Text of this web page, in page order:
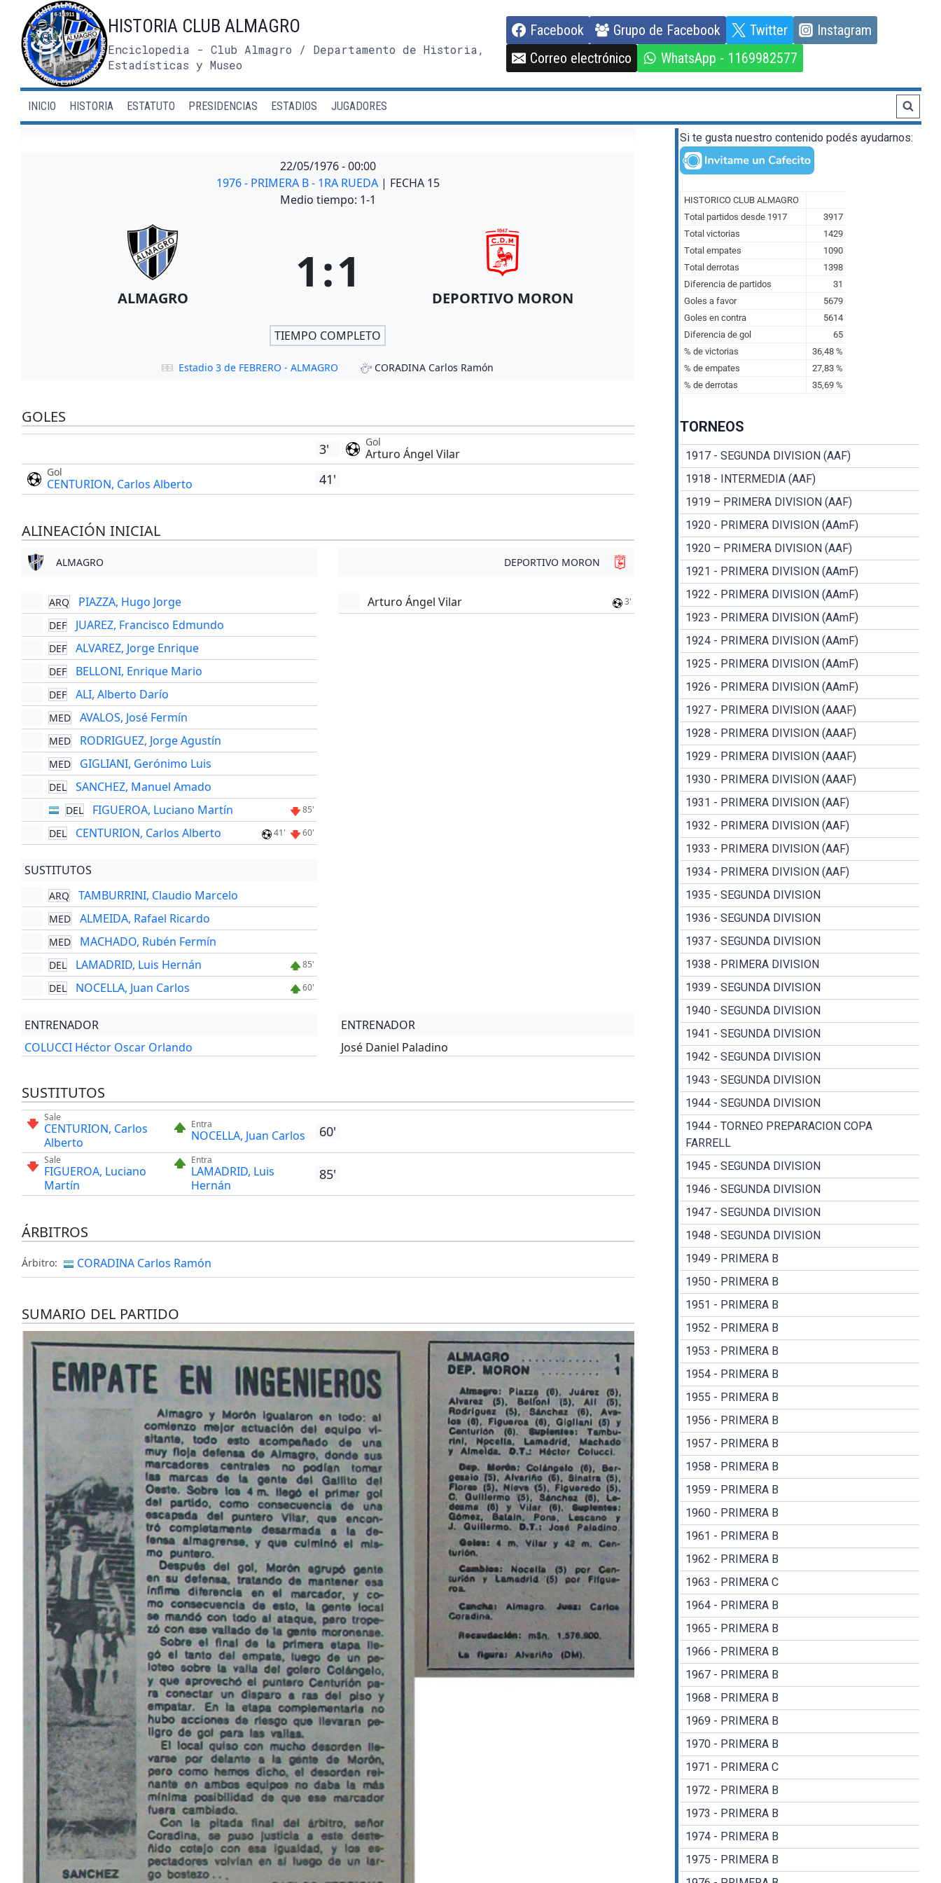
contenido
HISTORIA CLUB ALMAGRO
Enciclopedia - Club Almagro / Departamento de Historia,
Estadísticas y Museo
Facebook Grupo de Facebook Twitter
Instagram
Correo electrónico
WhatsApp - 1169982577
INICIO HISTORIA ESTATUTO PRESIDENCIAS ESTADIOS JUGADORES
22/05/1976-00:00
1976 - PRIMERA B - 1RA RUEDA | FECHA 15
Medio tiempo: 1-1
ALMAGRO 1:1 DEPORTIVO MORON
TIEMPO COMPLETO
Estadio 3 de FEBRERO - ALMAGRO CORADINA Carlos Ramón
GOLES
3' Gol
Arturo Ángel Vilar
Gol
CENTURION, Carlos Alberto 41'
ALINEACIÓN INICIAL
ALMAGRO
ARQ PIAZZA, Hugo Jorge
DEF JUAREZ, Francisco Edmundo
DEF ALVAREZ, Jorge Enrique
DEF BELLONI, Enrique Mario
DEF ALI, Alberto Darío
MED AVALOS, José Fermín
MED RODRIGUEZ, Jorge Agustín
MED GIGLIANI, Gerónimo Luis
DEL SANCHEZ, Manuel Amado
DEL FIGUEROA, Luciano Martín 85'
DEL CENTURION, Carlos Alberto 41' 60'
SUSTITUTOS
ARQ TAMBURRINI, Claudio Marcelo
MED ALMEIDA, Rafael Ricardo
MED MACHADO, Rubén Fermín
DEL LAMADRID, Luis Hernán 85'
DEL NOCELLA, Juan Carlos 60'
ENTRENADOR
COLUCCI Héctor Oscar Orlando
DEPORTIVO MORON
Arturo Ángel Vilar 3'
ENTRENADOR
José Daniel Paladino
SUSTITUTOS
Sale
CENTURION, Carlos
Alberto
Entra
NOCELLA, Juan Carlos 60'
Sale
FIGUEROA, Luciano
Martín
Entra
LAMADRID, Luis
Hernán
85'
ÁRBITROS
Árbitro: CORADINA Carlos Ramón
SUMARIO DEL PARTIDO
Si te gusta nuestro contenido podés ayudarnos:
TORNEOS
1917 - SEGUNDA DIVISION (AAF)
1918 - INTERMEDIA (AAF)
1919 – PRIMERA DIVISION (AAF)
1920 - PRIMERA DIVISION (AAmF)
1920 – PRIMERA DIVISION (AAF)
1921 - PRIMERA DIVISION (AAmF)
1922 - PRIMERA DIVISION (AAmF)
1923 - PRIMERA DIVISION (AAmF)
1924 - PRIMERA DIVISION (AAmF)
1925 - PRIMERA DIVISION (AAmF)
1926 - PRIMERA DIVISION (AAmF)
1927 - PRIMERA DIVISION (AAAF)
1928 - PRIMERA DIVISION (AAAF)
1929 - PRIMERA DIVISION (AAAF)
1930 - PRIMERA DIVISION (AAAF)
1931 - PRIMERA DIVISION (AAF)
1932 - PRIMERA DIVISION (AAF)
1933 - PRIMERA DIVISION (AAF)
1934 - PRIMERA DIVISION (AAF)
1935 - SEGUNDA DIVISION
1936 - SEGUNDA DIVISION
1937 - SEGUNDA DIVISION
1938 - PRIMERA DIVISION
1939 - SEGUNDA DIVISION
1940 - SEGUNDA DIVISION
1941 - SEGUNDA DIVISION
1942 - SEGUNDA DIVISION
1943 - SEGUNDA DIVISION
1944 - SEGUNDA DIVISION
1944 - TORNEO PREPARACION COPA
FARRELL
1945 - SEGUNDA DIVISION
1946 - SEGUNDA DIVISION
1947 - SEGUNDA DIVISION
1948 - SEGUNDA DIVISION
1949 - PRIMERA B
1950 - PRIMERA B
1951 - PRIMERA B
1952 - PRIMERA B
1953 - PRIMERA B
1954 - PRIMERA B
1955 - PRIMERA B
1956 - PRIMERA B
1957 - PRIMERA B
1958 - PRIMERA B
1959 - PRIMERA B
1960 - PRIMERA B
1961 - PRIMERA B
1962 - PRIMERA B
1963 - PRIMERA C
1964 - PRIMERA B
1965 - PRIMERA B
1966 - PRIMERA B
1967 - PRIMERA B
1968 - PRIMERA B
1969 - PRIMERA B
1970 - PRIMERA B
1971 - PRIMERA C
1972 - PRIMERA B
1973 - PRIMERA B
1974 - PRIMERA B
1975 - PRIMERA B